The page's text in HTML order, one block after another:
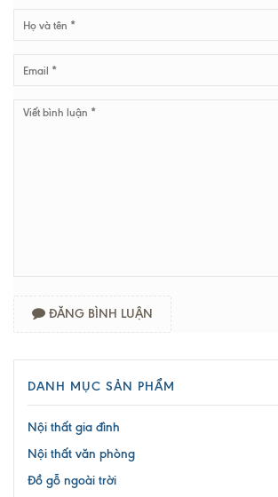
ĐĂNG BÌNH LUẬN
DANH MỤC SẢN PHẨM
Nội thất gia đình
Nội thất văn phòng
Đồ gỗ ngoài trời